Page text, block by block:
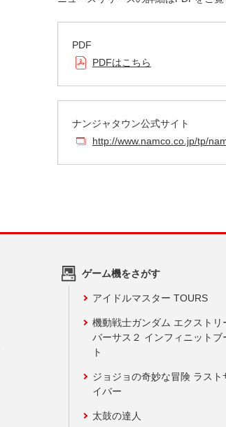
PDF
PDFはこちら
ナンジャタウン公式サイト
http://www.namco.co.jp/tp/
ゲーム機をさがす
アイドルマスター TOURS
機動戦士ガンダム エクストリ
バーサス２ インフィニットブ
ト
ジョジョの奇妙な冒険 ラスト
イバー
太鼓の達人